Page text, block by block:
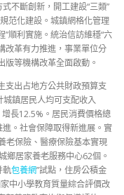
不斷創新，開工建設“三類”
范化建設。城鎮網格化管理
”順利實施。統治信訪維穩“六
改革有力推進，事業單位分
等機構改革全面啟動。
出占地方公共財政預算支
鎮居民人均可支配收入
長12.5%。居民消費價格總
進。社會保障取得新進展。實
老保險、醫療保險基本實現
鄉居家養老服務中心62個。
軌包養網”試點，住房公積金
中小學教育質量綜合評價改